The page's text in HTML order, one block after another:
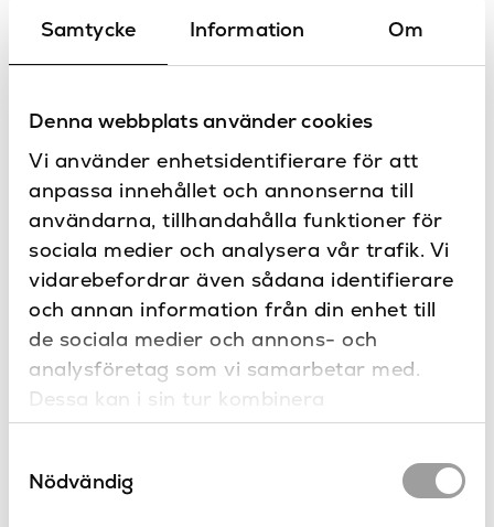
Samtycke Information Om
Denna webbplats använder cookies
Vi använder enhetsidentifierare för att
anpassa innehållet och annonserna till
användarna, tillhandahålla funktioner för
sociala medier och analysera vår trafik. Vi
vidarebefordrar även sådana identifierare
och annan information från din enhet till
de sociala medier och annons- och
analysföretag som vi samarbetar med.
Dessa kan i sin tur kombinera
informationen med annan information som
samlat in när du har använt deras tjänster.
Nödvändig
Specifikationer
Färg
Borstad koppar PVD,
Borstad nickel PVD,
Borstad svart PVD,
Brons, Guld, Koppar
PVD, Krom, Mässing
PVD, Matt koppar PVD,
Matt mässing PVD,
Matt nickel PVD, Matt
svart PVD, Mörk brons,
Svart PVD
Material Mässing
Teknisk ritning
DWG fil
Kontakta oss
Har du frågor eller vill du göra en
specialbeställning?
Produkter